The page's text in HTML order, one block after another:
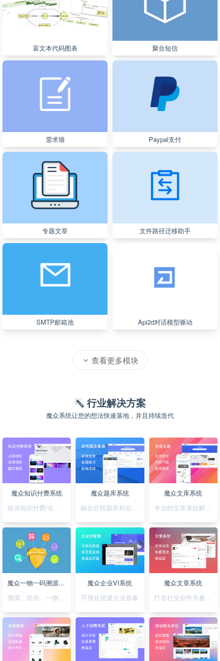
富文本代码图表 聚合短信
需求墙 Paypal支付
专题文章 文件路径迁移助手
SMTP邮箱池 Api2d对话模型驱动
查看更多模块
行业解决方案
魔众系统让您的想法快速落地，并且持续迭代
魔众知识付费系统
魔众题库系统
魔众文库系统
魔众一物一码溯源防伪系统
魔众企业VI系统
可视化搭建企业形象
魔众文章系统